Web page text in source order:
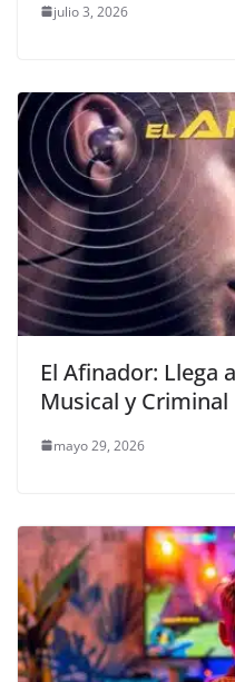
julio 3, 2026
El Afinador: Llega
Musical y Criminal
mayo 29, 2026